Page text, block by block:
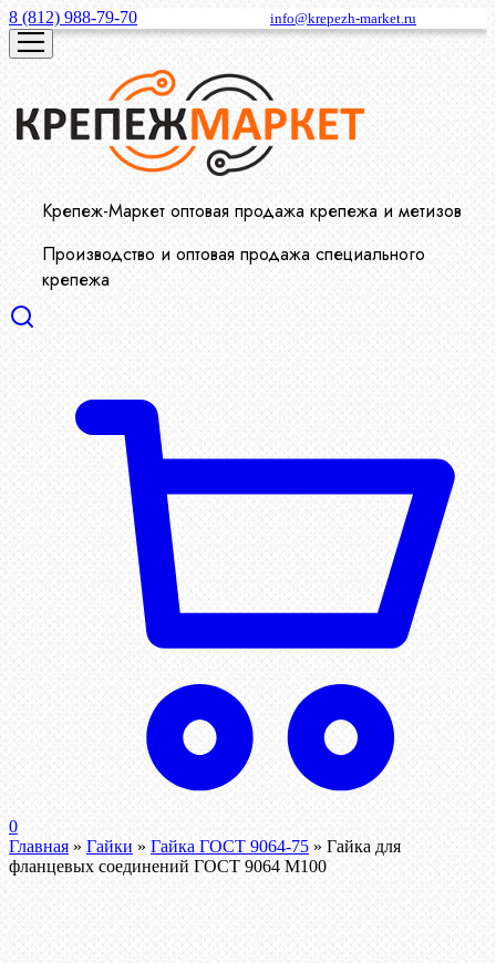
8 (812) 988-79-70 info@krepezh-market.ru
Крепеж-Маркет оптовая продажа крепежа и метизов
Производство и оптовая продажа специального
крепежа
0
Главная » Гайки » Гайка ГОСТ 9064-75 » Гайка для
фланцевых соединений ГОСТ 9064 М100